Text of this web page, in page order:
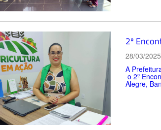
2º
28/03/
A
o 2º
Alegre,